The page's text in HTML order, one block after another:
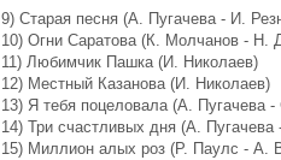
9) Старая песня (А. Пугачева - И.
10) Огни Саратова (К. Молчанов - Н.
11) Любимчик Пашка (И. Николаев)
12) Местный Казанова (И. Николаев)
13) Я тебя поцеловала (А. Пугачева
14) Три счастливых дня (А. Пугачева
15) Миллион алых роз (Р. Паулс - А.